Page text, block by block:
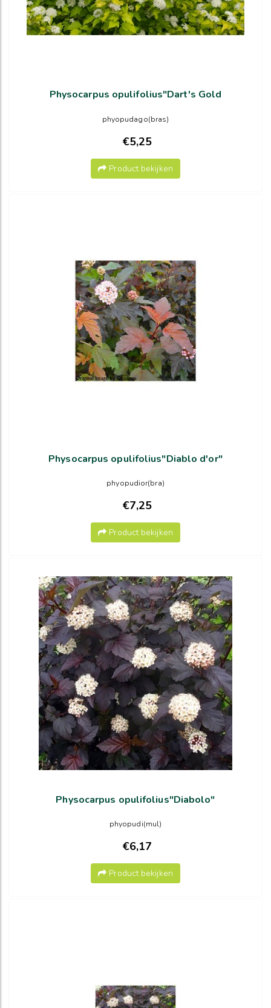
Physocarpus opulifolius"Dart's Gold
phyopudago(bras)
€5,25
Product bekijken
Physocarpus opulifolius"Diablo d'or"
phyopudior(bra)
€7,25
Product bekijken
Physocarpus opulifolius"Diabolo"
phyopudi(mul)
€6,17
Product bekijken